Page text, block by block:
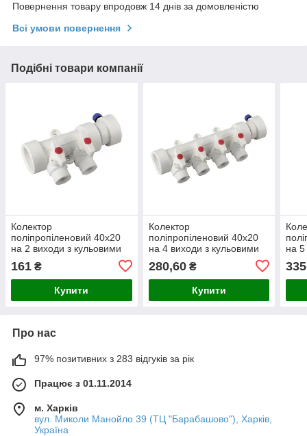
Повернення товару впродовж 14 днів за домовленістю
Всі умови повернення
Подібні товари компанії
Колектор
поліпропіленовий 40х20
на 2 виходи з кульовими
161 ₴
Купити
Колектор
поліпропіленовий 40х20
на 4 виходи з кульовими
кранами K0171.PRO KP
280,60₴
Купити
на 5
Про нас
97% позитивних з 283 відгуків за рік
Працює з 01.11.2014
м. Харків
вул. Миколи Манойло 39 (ТЦ "Барабашово"), Харків,
Україна